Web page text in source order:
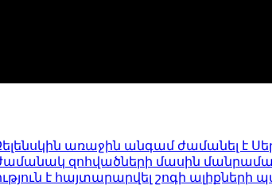
առաջին անգամ ժամանել է
զոհվածների մասին
է հայտարարվել շոգի ալիքների